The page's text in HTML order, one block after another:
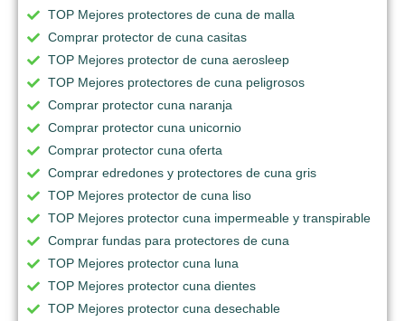
TOP Mejores protectores de cuna de malla
Comprar protector de cuna casitas
TOP Mejores protector de cuna aerosleep
TOP Mejores protectores de cuna peligrosos
Comprar protector cuna naranja
Comprar protector cuna unicornio
Comprar protector cuna oferta
Comprar edredones y protectores de cuna gris
TOP Mejores protector de cuna liso
TOP Mejores protector cuna impermeable y transpirable
Comprar fundas para protectores de cuna
TOP Mejores protector cuna luna
TOP Mejores protector cuna dientes
TOP Mejores protector cuna desechable